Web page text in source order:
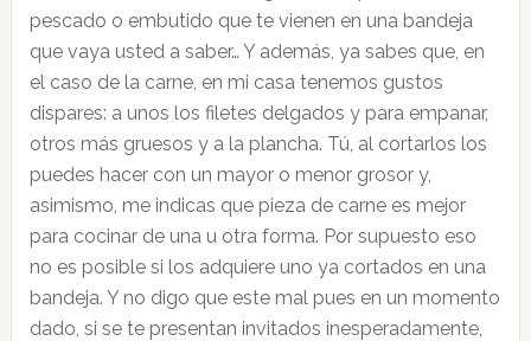
pescado o embutido que te vienen en una bandeja
que vaya usted a saber… Y además, ya sabes que, en
el caso de la carne, en mi casa tenemos gustos
dispares: a unos los filetes delgados y para empanar,
otros más gruesos y a la plancha. Tú, al cortarlos los
puedes hacer con un mayor o menor grosor y,
asimismo, me indicas que pieza de carne es mejor
para cocinar de una u otra forma. Por supuesto eso
no es posible si los adquiere uno ya cortados en una
bandeja. Y no digo que este mal pues en un momento
dado, si se te presentan invitados inesperadamente,